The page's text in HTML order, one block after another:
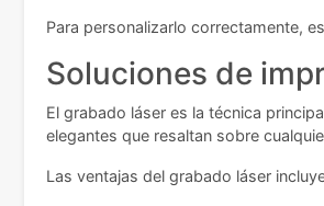
Para personalizarlo correctamente,
Soluciones de
El grabado láser es la técnica
elegantes que resaltan sobre
Las ventajas del grabado láser